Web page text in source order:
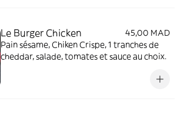
Le Burger Chicken
45,00 MAD
Pain sésame, Chiken Crispe, 1 tranches de
cheddar, salade, tomates et sauce au choix.